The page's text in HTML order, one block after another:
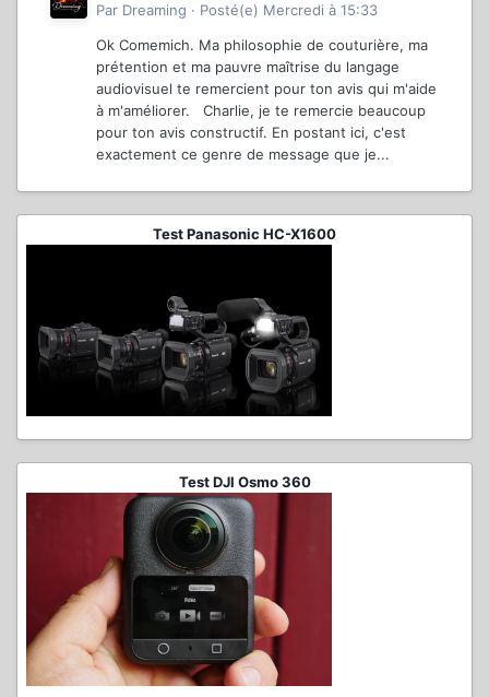
Par Dreaming · Posté(e) Mercredi à 15:33
Ok Comemich. Ma philosophie de couturière, ma
prétention et ma pauvre maîtrise du langage
audiovisuel te remercient pour ton avis qui m'aide
à m'améliorer. Charlie, je te remercie beaucoup
pour ton avis constructif. En postant ici, c'est
exactement ce genre de message que je...
Test Panasonic HC-X1600
Test DJI Osmo 360